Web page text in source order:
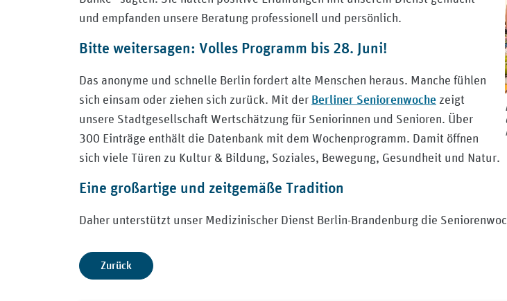
und empfanden unsere Beratung professionell und persönlich.
Bitte weitersagen: Volles Programm bis 28. Juni!
Das anonyme und schnelle Berlin fordert alte Menschen heraus. Manche fühlen
sich einsam oder ziehen sich zurück. Mit der Berliner Seniorenwoche zeigt
unsere Stadtgesellschaft Wertschätzung für Seniorinnen und Senioren. Über
300 Einträge enthält die Datenbank mit dem Wochenprogramm. Damit öffnen
sich viele Türen zu Kultur & Bildung, Soziales, Bewegung, Gesundheit und Natur.
Eine großartige und zeitgemäße Tradition
Daher unterstützt unser Medizinischer Dienst Berlin-Brandenburg die
Zurück